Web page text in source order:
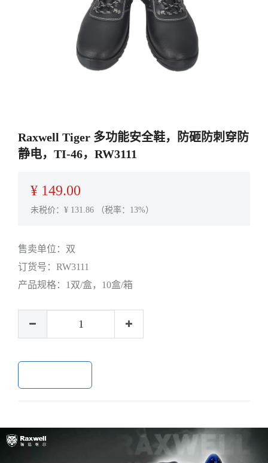
Raxwell Tiger 多功能安全鞋，防砸防刺穿防
静电，TI-46，RW3111
¥ 149.00
未税价：¥ 131.86 （税率：13%）
售卖单位： 双
订货号： RW3111
产品规格： 1双/盒，10盒/箱